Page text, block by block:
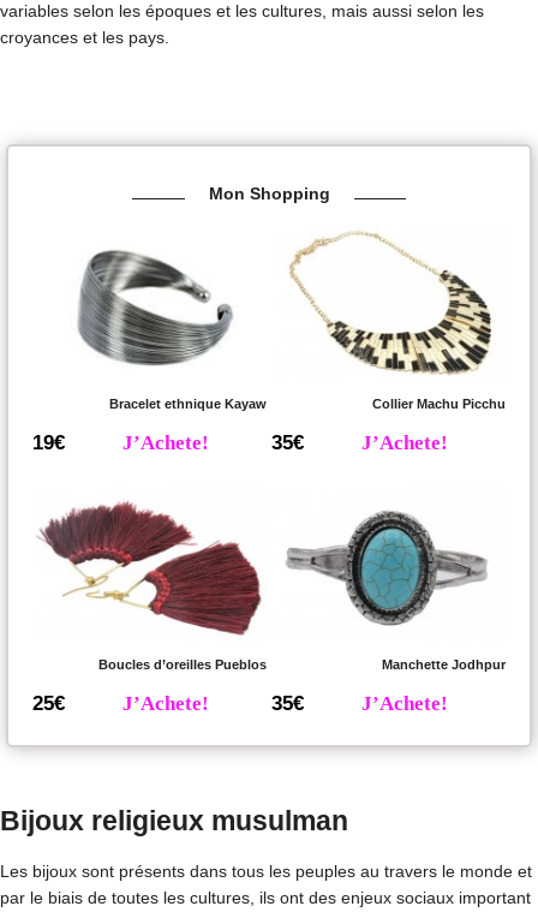
variables selon les époques et les cultures, mais aussi selon les
croyances et les pays.
Mon Shopping
Bracelet ethnique Kayaw
19€ J’Achete!
Collier Machu Picchu
35€ J’Achete!
Boucles d’oreilles Pueblos
25€ J’Achete!
Manchette Jodhpur
35€ J’Achete!
Bijoux religieux musulman
Les bijoux sont présents dans tous les peuples au travers le monde et
par le biais de toutes les cultures, ils ont des enjeux sociaux important